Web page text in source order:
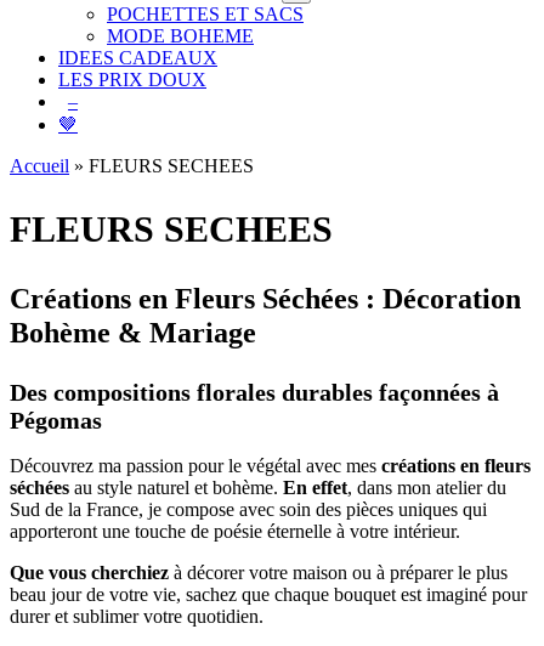
POCHETTES ET SACS
MODE BOHEME
IDEES CADEAUX
LES PRIX DOUX
–
🤎
Accueil » FLEURS SECHEES
FLEURS SECHEES
Créations en Fleurs Séchées : Décoration
Bohème & Mariage
Des compositions florales durables façonnées à
Pégomas
Découvrez ma passion pour le végétal avec mes créations en fleurs
séchées au style naturel et bohème. En effet, dans mon atelier du
Sud de la France, je compose avec soin des pièces uniques qui
apporteront une touche de poésie éternelle à votre intérieur.
Que vous cherchiez à décorer votre maison ou à préparer le plus
beau jour de votre vie, sachez que chaque bouquet est imaginé pour
durer et sublimer votre quotidien.